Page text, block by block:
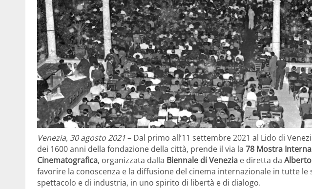
Venezia, 30 agosto 2021– Dal primo all’11 settembre 2021 al Lido di
dei 1600 anni della fondazione della città, prende il via la 78 Mostra
Cinematografica, organizzata dalla Biennale di Venezia e diretta da
favorire la conoscenza e la diffusione del cinema internazionale in tutte le
spettacolo e di industria, in uno spirito di libertà e di dialogo.